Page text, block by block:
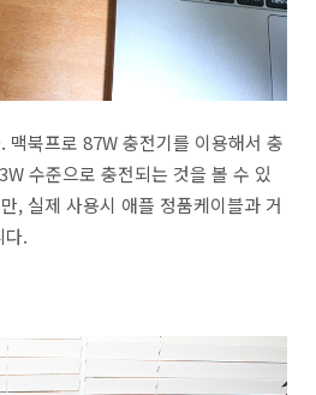
맥북프로 87W 충전기를 이용해서 충
수준으로 충전되는 것을 볼 수 있
, 실제 사용시 애플 정품케이블과 거
다.